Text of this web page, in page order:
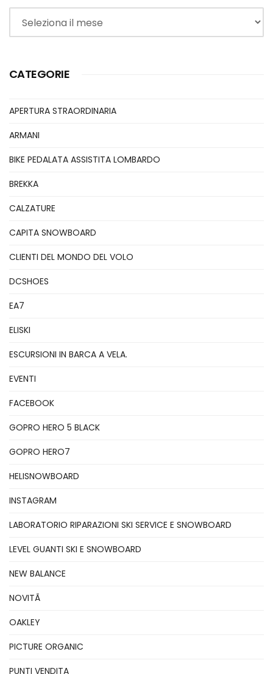
Archivi
CATEGORIE
APERTURA STRAORDINARIA
ARMANI
BIKE PEDALATA ASSISTITA LOMBARDO
BREKKA
CALZATURE
CAPITA SNOWBOARD
CLIENTI DEL MONDO DEL VOLO
DCSHOES
EA7
ELISKI
ESCURSIONI IN BARCA A VELA.
EVENTI
FACEBOOK
GOPRO HERO 5 BLACK
GOPRO HERO7
HELISNOWBOARD
INSTAGRAM
LABORATORIO RIPARAZIONI SKI SERVICE E SNOWBOARD
LEVEL GUANTI SKI E SNOWBOARD
NEW BALANCE
NOVITÃ
OAKLEY
PICTURE ORGANIC
PUNTI VENDITA